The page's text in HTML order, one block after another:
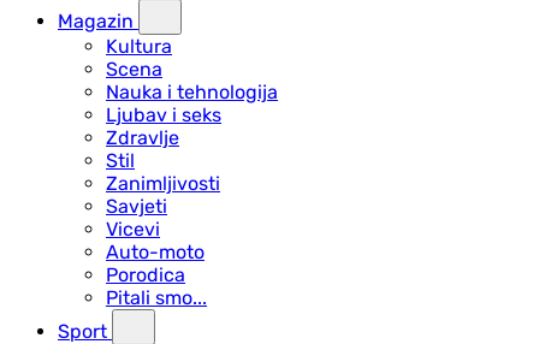
Magazin
Kultura
Scena
Nauka i tehnologija
Ljubav i seks
Zdravlje
Stil
Zanimljivosti
Savjeti
Vicevi
Auto-moto
Porodica
Pitali smo...
Sport